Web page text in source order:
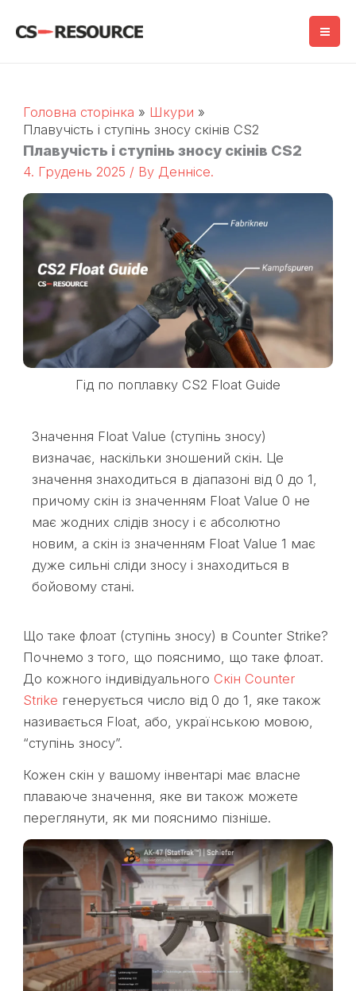
Головна сторінка
Шкури
Плавучість і ступінь зносу скінів CS2
Плавучість і ступінь зносу скінів CS2
4. Грудень 2025 / By Деннісе.
Гід по поплавку CS2 Float Guide
Значення Float Value (ступінь зносу)
визначає, наскільки зношений скін. Це
значення знаходиться в діапазоні від 0 до 1,
причому скін із значенням Float Value 0 не
має жодних слідів зносу і є абсолютно
новим, а скін із значенням Float Value 1 має
дуже сильні сліди зносу і знаходиться в
бойовому стані.
Що таке флоат (ступінь зносу) в Counter Strike?
Почнемо з того, що пояснимо, що таке флоат.
До кожного індивідуального Скін Counter
Strike генерується число від 0 до 1, яке також
називається Float, або, українською мовою,
“ступінь зносу”.
Кожен скін у вашому інвентарі має власне
плаваюче значення, яке ви також можете
переглянути, як ми пояснимо пізніше.